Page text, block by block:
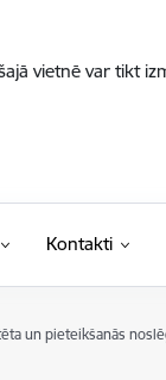
vietnē var tikt
Kontakti
un pieteikšanās